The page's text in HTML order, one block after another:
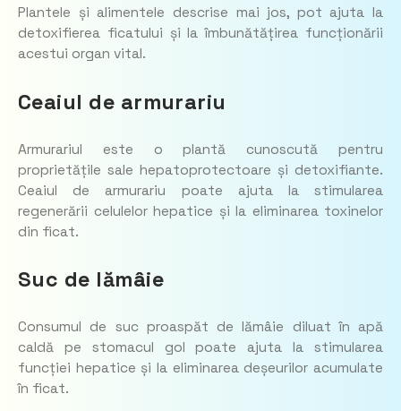
Plantele și alimentele descrise mai jos, pot ajuta la
detoxifierea ficatului și la îmbunătățirea funcționării
acestui organ vital.
Ceaiul de armurariu
Armurariul este o plantă cunoscută pentru
proprietățile sale hepatoprotectoare și detoxifiante.
Ceaiul de armurariu poate ajuta la stimularea
regenerării celulelor hepatice și la eliminarea toxinelor
din ficat.
Suc de lămâie
Consumul de suc proaspăt de lămâie diluat în apă
caldă pe stomacul gol poate ajuta la stimularea
funcției hepatice și la eliminarea deșeurilor acumulate
în ficat.